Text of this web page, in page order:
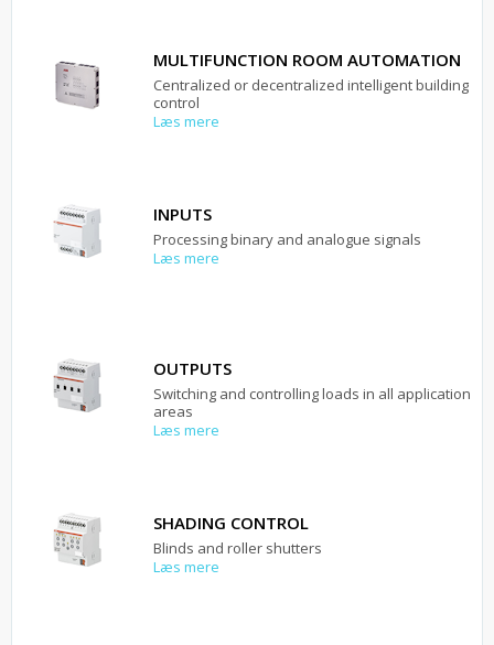
MULTIFUNCTION ROOM AUTOMATION
Centralized or decentralized intelligent building
control
Læs mere
INPUTS
Processing binary and analogue signals
Læs mere
OUTPUTS
Switching and controlling loads in all application
areas
Læs mere
SHADING CONTROL
Blinds and roller shutters
Læs mere